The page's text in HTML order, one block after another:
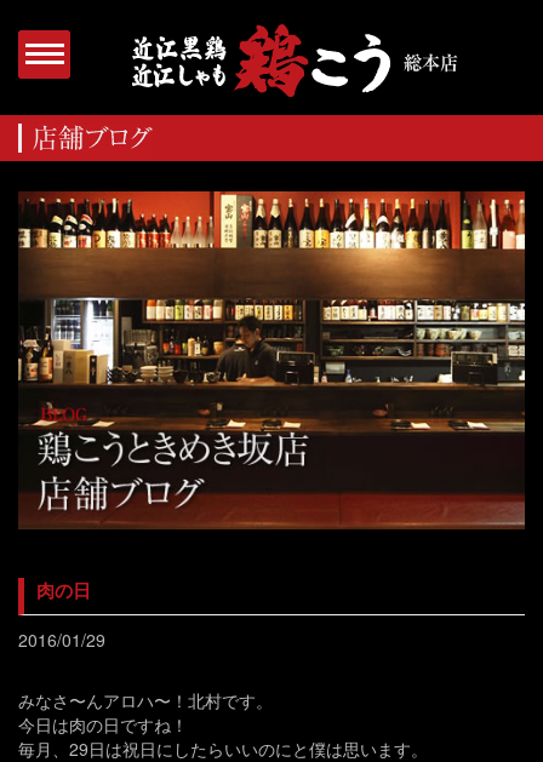
肉の日
2016/01/29
みなさ〜んアロハ〜！北村です。
今日は肉の日ですね！
毎月、29日は祝日にしたらいいのにと僕は思います。